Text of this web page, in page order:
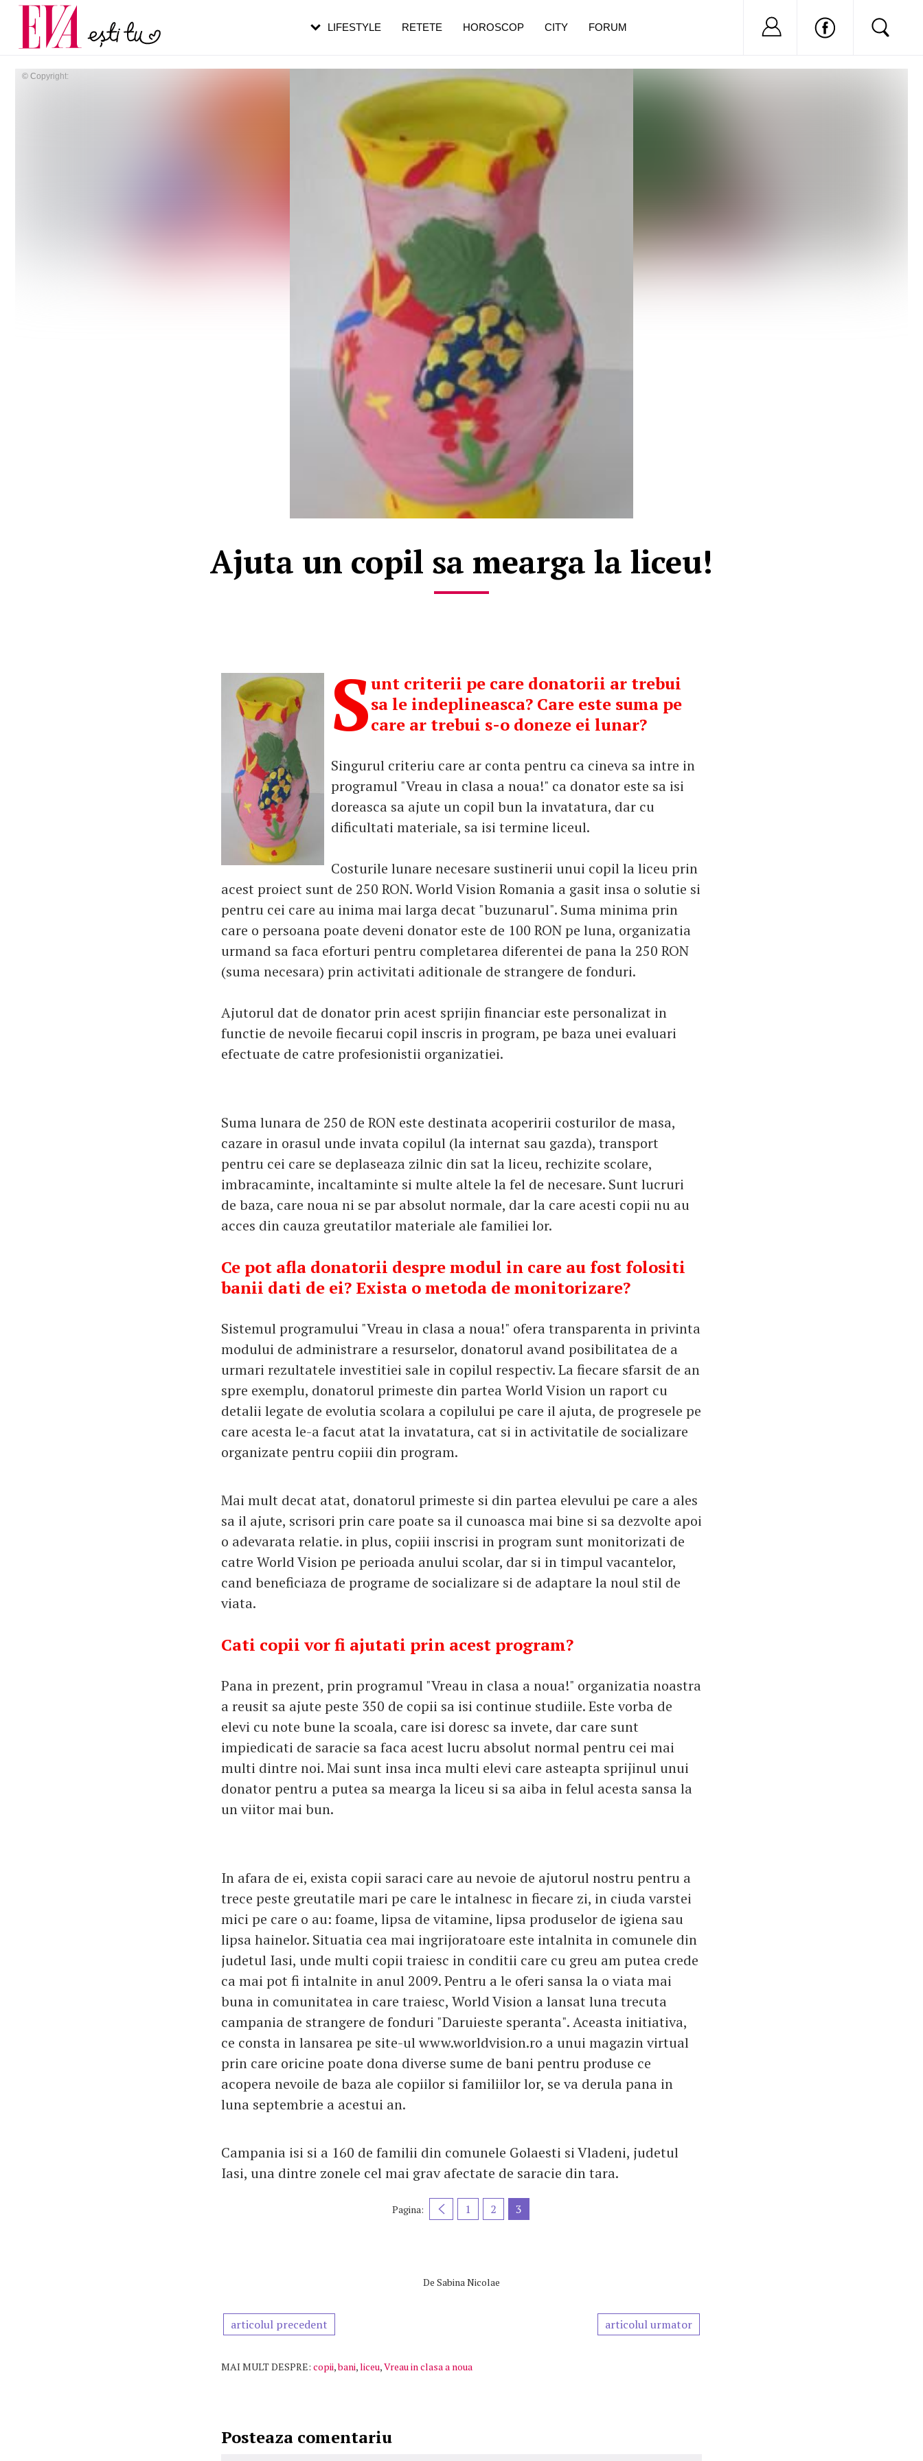
© Copyright:
Ajuta un copil sa mearga la liceu!
Sunt criterii pe care donatorii ar trebui
sa le indeplineasca? Care este suma pe
care ar trebui s-o doneze ei lunar?
Singurul criteriu care ar conta pentru ca cineva sa intre in
programul "Vreau in clasa a noua!" ca donator este sa isi
doreasca sa ajute un copil bun la invatatura, dar cu
dificultati materiale, sa isi termine liceul.
Costurile lunare necesare sustinerii unui copil la liceu prin
acest proiect sunt de 250 RON. World Vision Romania a gasit insa o solutie si
pentru cei care au inima mai larga decat "buzunarul". Suma minima prin
care o persoana poate deveni donator este de 100 RON pe luna, organizatia
urmand sa faca eforturi pentru completarea diferentei de pana la 250 RON
(suma necesara) prin activitati aditionale de strangere de fonduri.
Ajutorul dat de donator prin acest sprijin financiar este personalizat in
functie de nevoile fiecarui copil inscris in program, pe baza unei evaluari
efectuate de catre profesionistii organizatiei.
Suma lunara de 250 de RON este destinata acoperirii costurilor de masa,
cazare in orasul unde invata copilul (la internat sau gazda), transport
pentru cei care se deplaseaza zilnic din sat la liceu, rechizite scolare,
imbracaminte, incaltaminte si multe altele la fel de necesare. Sunt lucruri
de baza, care noua ni se par absolut normale, dar la care acesti copii nu au
acces din cauza greutatilor materiale ale familiei lor.
Ce pot afla donatorii despre modul in care au fost folositi
banii dati de ei? Exista o metoda de monitorizare?
Sistemul programului "Vreau in clasa a noua!" ofera transparenta in privinta
modului de administrare a resurselor, donatorul avand posibilitatea de a
urmari rezultatele investitiei sale in copilul respectiv. La fiecare sfarsit de an
spre exemplu, donatorul primeste din partea World Vision un raport cu
detalii legate de evolutia scolara a copilului pe care il ajuta, de progresele pe
care acesta le-a facut atat la invatatura, cat si in activitatile de socializare
organizate pentru copiii din program.
Mai mult decat atat, donatorul primeste si din partea elevului pe care a ales
sa il ajute, scrisori prin care poate sa il cunoasca mai bine si sa dezvolte apoi
o adevarata relatie. in plus, copiii inscrisi in program sunt monitorizati de
catre World Vision pe perioada anului scolar, dar si in timpul vacantelor,
cand beneficiaza de programe de socializare si de adaptare la noul stil de
viata.
Cati copii vor fi ajutati prin acest program?
Pana in prezent, prin programul "Vreau in clasa a noua!" organizatia noastra
a reusit sa ajute peste 350 de copii sa isi continue studiile. Este vorba de
elevi cu note bune la scoala, care isi doresc sa invete, dar care sunt
impiedicati de saracie sa faca acest lucru absolut normal pentru cei mai
multi dintre noi. Mai sunt insa inca multi elevi care asteapta sprijinul unui
donator pentru a putea sa mearga la liceu si sa aiba in felul acesta sansa la
un viitor mai bun.
In afara de ei, exista copii saraci care au nevoie de ajutorul nostru pentru a
trece peste greutatile mari pe care le intalnesc in fiecare zi, in ciuda varstei
mici pe care o au: foame, lipsa de vitamine, lipsa produselor de igiena sau
lipsa hainelor. Situatia cea mai ingrijoratoare este intalnita in comunele din
judetul Iasi, unde multi copii traiesc in conditii care cu greu am putea crede
ca mai pot fi intalnite in anul 2009. Pentru a le oferi sansa la o viata mai
buna in comunitatea in care traiesc, World Vision a lansat luna trecuta
campania de strangere de fonduri "Daruieste speranta". Aceasta initiativa,
ce consta in lansarea pe site-ul www.worldvision.ro a unui magazin virtual
prin care oricine poate dona diverse sume de bani pentru produse ce
acopera nevoile de baza ale copiilor si familiilor lor, se va derula pana in
luna septembrie a acestui an.
Campania isi si a 160 de familii din comunele Golaesti si Vladeni, judetul
Iasi, una dintre zonele cel mai grav afectate de saracie din tara.
Pagina: 1 2 3
De Sabina Nicolae
articolul precedent articolul urmator
MAI MULT DESPRE: copii,bani,liceu,Vreau in clasa a noua
Posteaza comentariu
LIFESTYLE RETETE HOROSCOP CITY FORUM Nu ai cont?
Carieră
Actualitate
pe măsură ce înaintezi în vârstă